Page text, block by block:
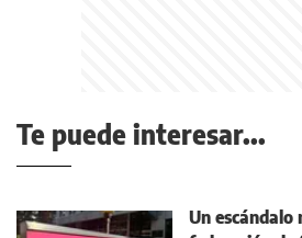
Te puede interesar...
Un escándalo